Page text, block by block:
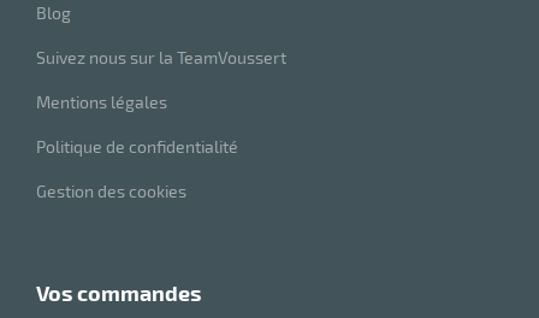
Blog
Suivez nous sur la TeamVoussert
Mentions légales
Politique de confidentialité
Gestion des cookies
vos commandes